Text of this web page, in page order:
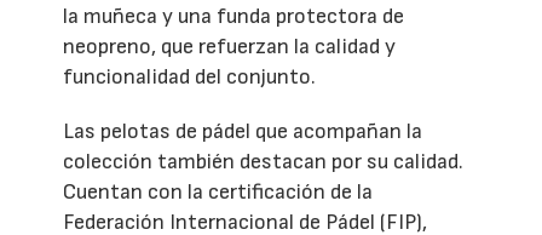
la muñeca y una funda protectora de
neopreno, que refuerzan la calidad y
funcionalidad del conjunto.
Las pelotas de pádel que acompañan la
colección también destacan por su calidad.
Cuentan con la certificación de la
Federación Internacional de Pádel (FIP),